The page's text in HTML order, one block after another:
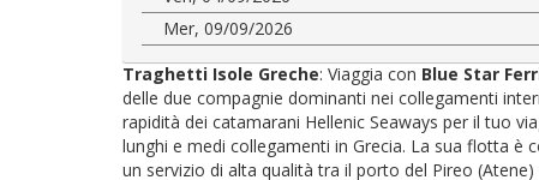
Mer, 09/09/2026
Traghetti Isole Greche: Viaggia con Blue Star
delle due compagnie dominanti nei collegamenti
rapidità dei catamarani Hellenic Seaways per il tuo
lunghi e medi collegamenti in Grecia. La sua flotta è
un servizio di alta qualità tra il porto del Pireo